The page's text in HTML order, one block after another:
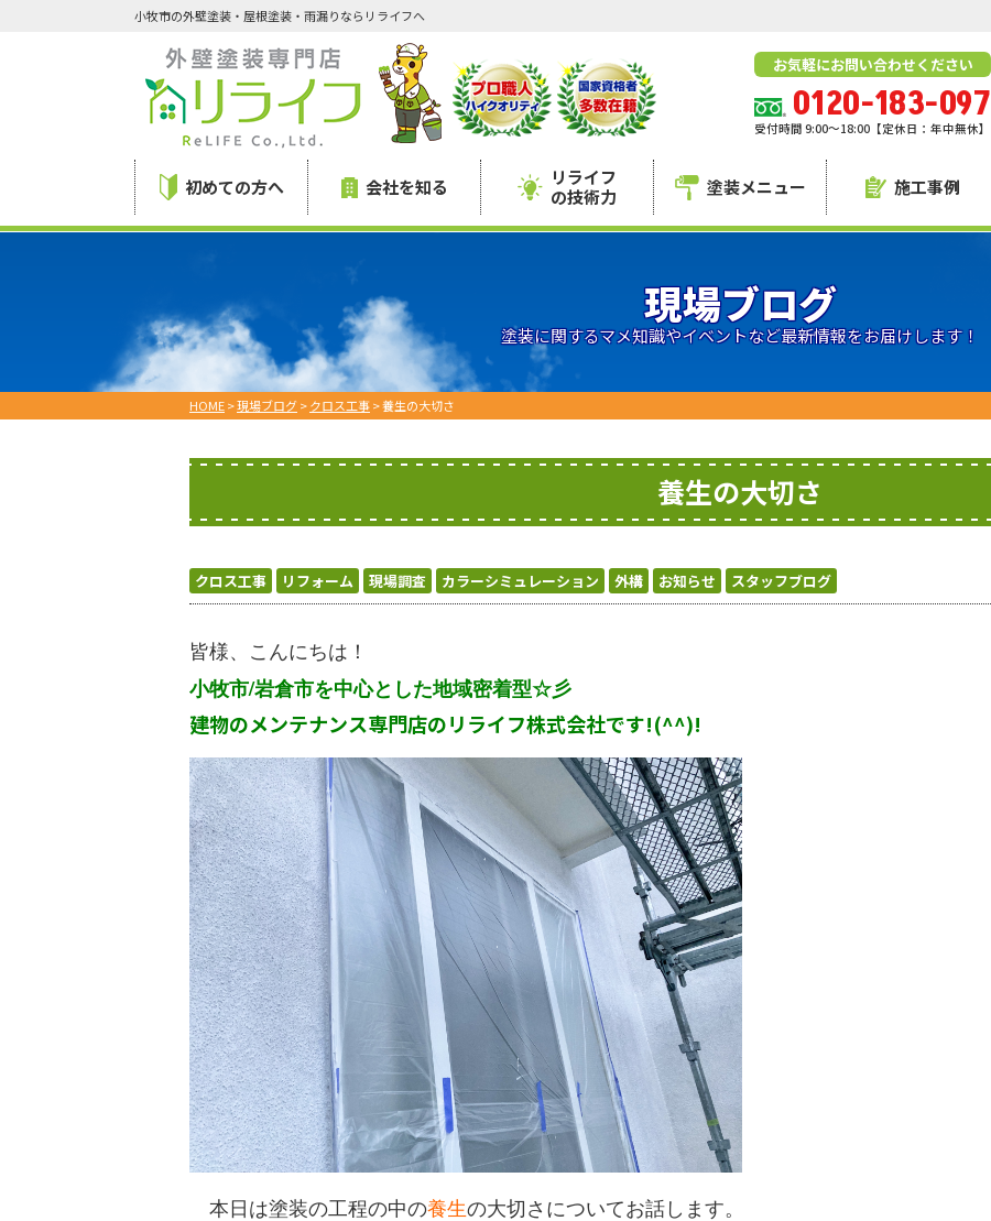
小牧市の外壁塗装・屋根塗装・雨漏りならリライフへ
お気軽にお問い合わせください
0120-183-097
受付時間 9:00～18:00【定休日：年中無休】
初めての方へ 会社を知る
リライフ
の技術力
塗装メニュー 施工事例
現場ブログ
塗装に関するマメ知識やイベントなど最新情報をお届けします！
HOME>現場ブログ>クロス工事>養生の大切さ
養生の大切さ
クロス工事 リフォーム 現場調査 カラーシミュレーション 外構 お知らせ スタッフブログ
皆様、こんにちは！
小牧市/岩倉市を中心とした地域密着型☆彡
建物のメンテナンス専門店のリライフ株式会社です!(^^)!
本日は塗装の工程の中の養生の大切さについてお話します。